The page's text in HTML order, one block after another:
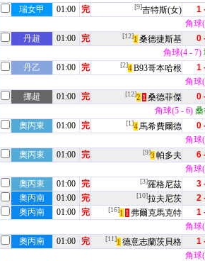
瑞女甲
01:00 完 [9]吉特斯(女)
1
角球
丹超
01:00 完 [12]1 桑德捷斯基
0
角球(4 - 7)
丹乙
01:00 完 [2]4B93哥本哈根
1
角球
挪超
01:00 完 [12]2 1 桑德菲傑
0
角球(5 - 6)
奧丙東
01:00 完 [1]4馬希費爾德
0
角球
奧丙東
01:00 完 [9]3 帕多夫
6
角球
奧丙東
01:00 完 [3]羅格尼茲
3
奧丙南
01:00 完 [10]拉夫尼茨
2
奧丙南
01:00 完 [16]1 1 弗爾克馬克特
1
角球
奧丙南
01:00 完 [11]1 德意志蘭茨貝格
1
角球